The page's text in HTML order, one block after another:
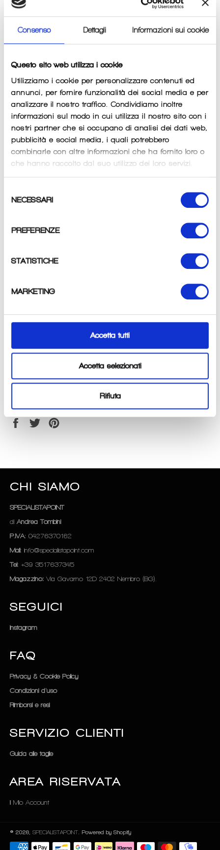
Consenso Dettagli Informazioni sui cookie
Questo sito web utilizza i cookie
Utilizziamo i cookie per personalizzare contenuti ed
annunci, per fornire funzionalità dei social media e per
analizzare il nostro traffico. Condividiamo inoltre
informazioni sul modo in cui utilizza il nostro sito con i
nostri partner che si occupano di analisi dei dati web,
pubblicità e social media, i quali potrebbero
combinarle con altre informazioni che ha fornito loro o
che hanno raccolto dal suo utilizzo dei loro servizi.
delNECESSARI
PREFERENZE
STATISTICHE
MARKETING
Accetta tutti
Accetta selezionati
Rifiuta
MAGLIA CICLISMO UCI
OFFICIAL WORLD
CHAMPION SANTINI
Prezzo
listino
€85,00
Imposte incluse. Spese di spedizionecalcolate al momento del
pagamento.
SIZE QUANTITÀ
Maglia a manica corta UCI Campione del Mondo ufficiale. Realizzata
100%. Anche il packaging è compostabile. Due titoli in un'unica maglia!
Segafredo per creare un risultato elegante e subito distinguibile
all'interno del gruppo. Ad alte performance, leggerissima e traspirante,
è dotata di zip lunga per una perfetta vestibilità. Realizzata in Microfibra
di poliestere, ha le maniche dal taglio leggermente allungato e tagliate al
Condividi
Condividi Twitta
CHI SIAMO
SPECIALISTAPOINT
di Andrea Tombini
P.IVA: 04276370162
Mail: info@specialistapoint.com
Tel: +39 3517637345
Magazzino: Via Gavarno 12D 2402 Nembro (BG).
SEGUICI
Instagram
FAQ
Privacy & Cookie Policy
Condizioni d'uso
Rimborsi e resi
SERVIZIO CLIENTI
Guida alle taglie
AREA RISERVATA
Il Mio Account
© 2026, SPECIALISTAPOINT . Powered by Shopify
Metodi